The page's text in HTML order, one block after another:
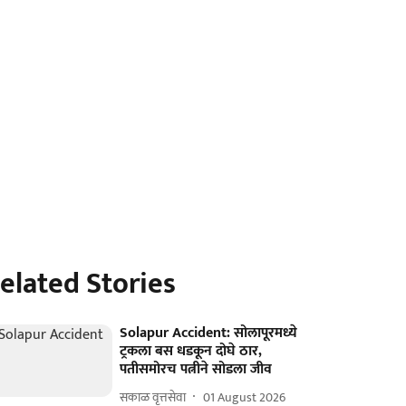
Stories
Solapur Accident: सोलापूरमध्ये
ट्रकला बस धडकून दोघे ठार,
पतीसमोरच पत्नीने सोडला जीव
सकाळ वृत्तसेवा 01 August 2026